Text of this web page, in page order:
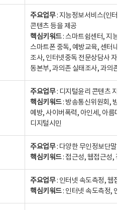
주요업무: 지능정보서비스(인터
콘텐츠 등을 제공
핵심키워드: 스마트쉼센터, 지능
스마트폰 중독, 예방교육, 센터내
조사, 인터넷중독 전문상담사 자
동본부, 과의존 실태조사, 과의존
주요업무: 디지털윤리 콘텐츠 지
핵심키워드: 방송통신위원회, 방
예방, 사이버폭력, 아인세, 아름
디지털시민
주요업무: 다양한 무인정보단말
핵심키워드: 접근성, 웹접근성,
주요업무: 인터넷 속도측정, 웹접
핵심키워드: 인터넷 속도측정, 인